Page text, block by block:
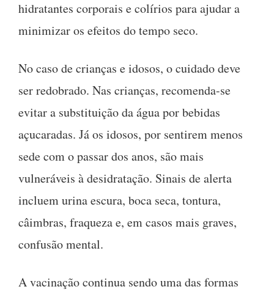
hidratantes corporais e colírios para ajudar a
minimizar os efeitos do tempo seco.
No caso de crianças e idosos, o cuidado deve
ser redobrado. Nas crianças, recomenda-se
evitar a substituição da água por bebidas
açucaradas. Já os idosos, por sentirem menos
sede com o passar dos anos, são mais
vulneráveis à desidratação. Sinais de alerta
incluem urina escura, boca seca, tontura,
câimbras, fraqueza e, em casos mais graves,
confusão mental.
A vacinação continua sendo uma das formas